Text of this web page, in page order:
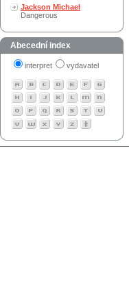
Jackson Michael
Dangerous
Abecední index
interpret vydavatel